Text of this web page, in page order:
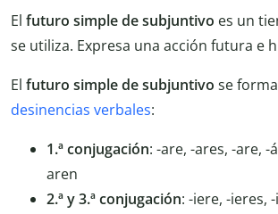
El futuro simple de subjuntivo es un
se utiliza. Expresa una acción futura e
El futuro simple de subjuntivo se
desinencias verbales:
1.ª conjugación: -are, -ares, -are, -
aren
2.ª y 3.ª conjugación: -iere, -ieres,